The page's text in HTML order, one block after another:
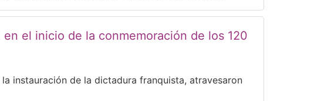
el inicio de la conmemoración de los 120
instauración de la dictadura franquista, atravesaron